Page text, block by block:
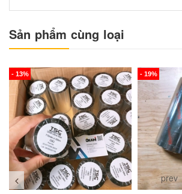
Sản phẩm cùng loại
- 13% - 19%
prev